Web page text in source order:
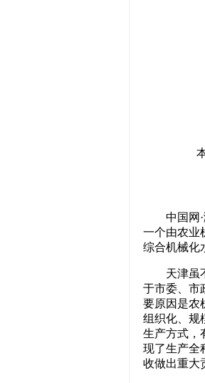
本
中国网·
一个由农业
综合机械化
天津虽不
于市委、市
要原因是农
组织化、规
生产方式，
现了生产全
收做出重大